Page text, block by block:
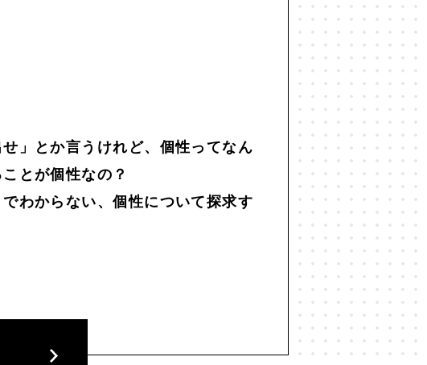
」とか言うけれど、個性ってなん
とが個性なの？
わからない、個性について探求す